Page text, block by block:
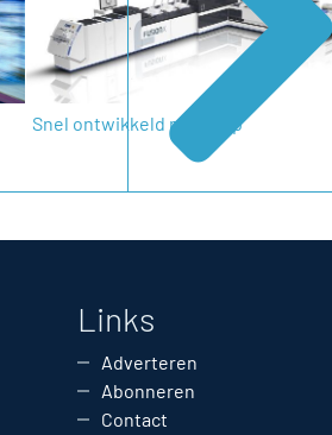
Snel ontwikkeld met hulp
Links
Adverteren
Abonneren
Contact